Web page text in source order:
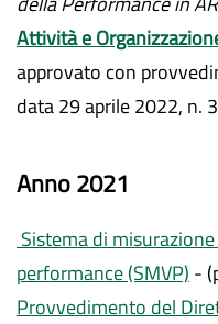
Attività e
approvato con
data 29 aprile 2022, n.
Anno 2021
Sistema di
performance (SMVP) -
Provvedimento del